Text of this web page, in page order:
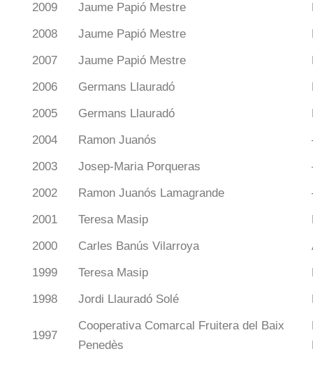
2009
Jaume Papió Mestre
2008
Jaume Papió Mestre
2007
Jaume Papió Mestre
2006
Germans Llauradó
2005
Germans Llauradó
2004
Ramon Juanós
2003
Josep-Maria Porqueras
2002
Ramon Juanós Lamagrande
2001
Teresa Masip
2000
Carles Banús Vilarroya
1999
Teresa Masip
1998
Jordi Llauradó Solé
1997
Cooperativa Comarcal Fruitera del Baix
Penedès